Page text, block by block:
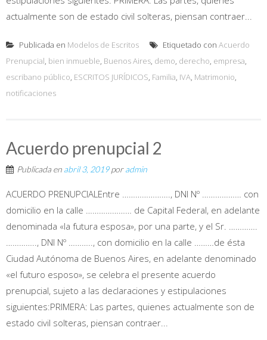
actualmente son de estado civil solteras, piensan contraer...
Publicada en Modelos de Escritos Etiquetado con Acuerdo
Prenupcial, bien inmueble, Buenos Aires, demo, derecho, empresa,
escribano público, ESCRITOS JURÍDICOS, Familia, IVA, Matrimonio,
notificaciones
Acuerdo prenupcial 2
Publicada en abril 3, 2019poradmin
ACUERDO PRENUPCIALEntre …………………., DNI Nº ……………… con
domicilio en la calle ………………… de Capital Federal, en adelante
denominada «la futura esposa», por una parte, y el Sr. ………….
………….., DNI Nº ……….., con domicilio en la calle ………de ésta
Ciudad Autónoma de Buenos Aires, en adelante denominado
«el futuro esposo», se celebra el presente acuerdo
prenupcial, sujeto a las declaraciones y estipulaciones
siguientes:PRIMERA: Las partes, quienes actualmente son de
estado civil solteras, piensan contraer...